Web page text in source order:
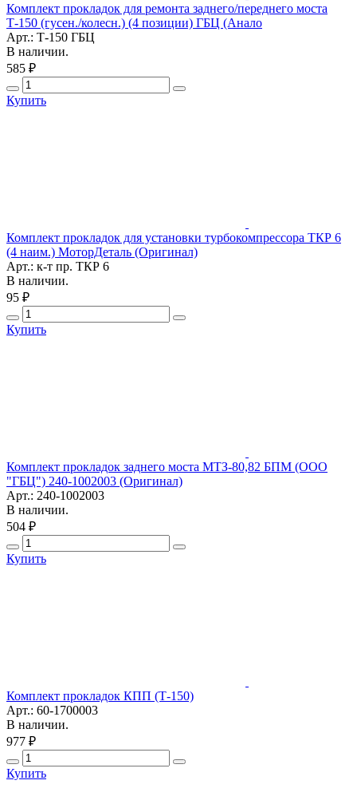
Комплект прокладок для ремонта заднего/переднего моста
Т-150 (гусен./колесн.) (4 позиции) ГБЦ (Анало
Арт.: Т-150 ГБЦ
В наличии.
585 ₽
Купить
Комплект прокладок для установки турбокомпрессора ТКР 6
(4 наим.) МоторДеталь (Оригинал)
Арт.: к-т пр. ТКР 6
В наличии.
95 ₽
Купить
Комплект прокладок заднего моста МТЗ-80,82 БПМ (ООО
"ГБЦ") 240-1002003 (Оригинал)
Арт.: 240-1002003
В наличии.
504 ₽
Купить
Комплект прокладок КПП (Т-150)
Арт.: 60-1700003
В наличии.
977 ₽
Купить